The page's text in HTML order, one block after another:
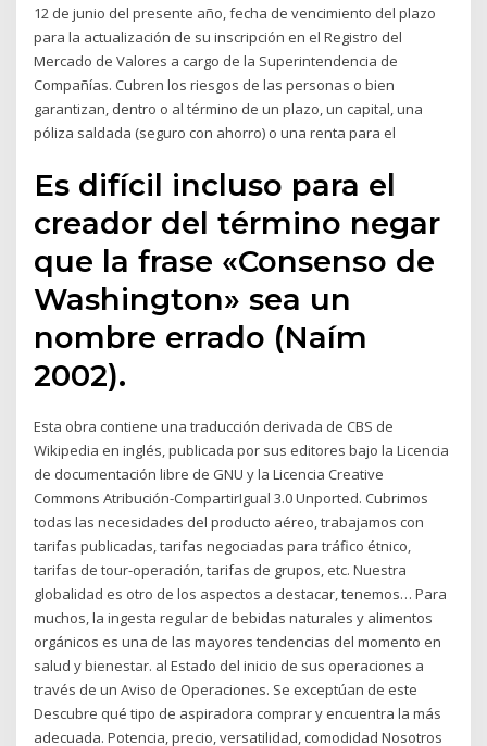
12 de junio del presente año, fecha de vencimiento del plazo
para la actualización de su inscripción en el Registro del
Mercado de Valores a cargo de la Superintendencia de
Compañías. Cubren los riesgos de las personas o bien
garantizan, dentro o al término de un plazo, un capital, una
póliza saldada (seguro con ahorro) o una renta para el
Es difícil incluso para el
creador del término negar
que la frase «Consenso de
Washington» sea un
nombre errado (Naím
2002).
Esta obra contiene una traducción derivada de CBS de
Wikipedia en inglés, publicada por sus editores bajo la Licencia
de documentación libre de GNU y la Licencia Creative
Commons Atribución-CompartirIgual 3.0 Unported. Cubrimos
todas las necesidades del producto aéreo, trabajamos con
tarifas publicadas, tarifas negociadas para tráfico étnico,
tarifas de tour-operación, tarifas de grupos, etc. Nuestra
globalidad es otro de los aspectos a destacar, tenemos… Para
muchos, la ingesta regular de bebidas naturales y alimentos
orgánicos es una de las mayores tendencias del momento en
salud y bienestar. al Estado del inicio de sus operaciones a
través de un Aviso de Operaciones. Se exceptúan de este
Descubre qué tipo de aspiradora comprar y encuentra la más
adecuada. Potencia, precio, versatilidad, comodidad Nosotros